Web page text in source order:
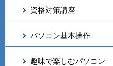
資格対策講座
パソコン基本操作
趣味で楽しむパソコン